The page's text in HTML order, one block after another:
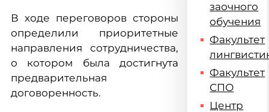
В ходе переговоров стороны
определили приоритетные
направления сотрудничества,
о котором была достигнута
предварительная
договоренность.
заочного
обучения
Факультет
Факультет
СПО
Центр